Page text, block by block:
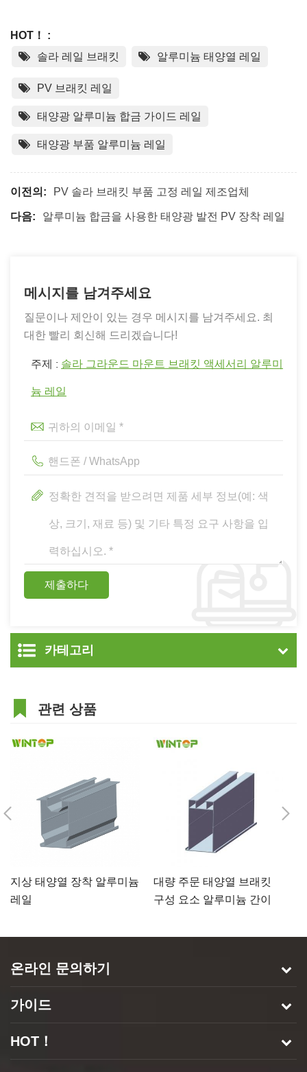
HOT！ :
솔라 레일 브래킷
알루미늄 태양열 레일
PV 브래킷 레일
태양광 알루미늄 합금 가이드 레일
태양광 부품 알루미늄 레일
이전의: PV 솔라 브래킷 부품 고정 레일 제조업체
다음: 알루미늄 합금을 사용한 태양광 발전 PV 장착 레일
메시지를 남겨주세요
질문이나 제안이 있는 경우 메시지를 남겨주세요. 최
대한 빨리 회신해 드리겠습니다!
주제 : 솔라 그라운드 마운트 브래킷 액세서리 알루미
늄 레일
카테고리
관련 상품
지상 태양열 장착 알루미늄
레일
대량 주문 태양열 브래킷
구성 요소 알루미늄 간이
온라인 문의하기
가이드
HOT！